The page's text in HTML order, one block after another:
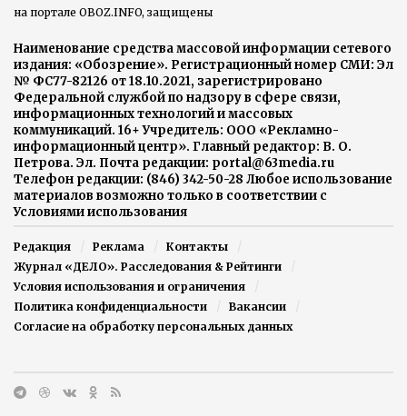
на портале OBOZ.INFO, защищены
Наименование средства массовой информации сетевого
издания: «Обозрение». Регистрационный номер СМИ: Эл
№ ФС77-82126 от 18.10.2021, зарегистрировано
Федеральной службой по надзору в сфере связи,
информационных технологий и массовых
коммуникаций. 16+ Учредитель: ООО «Рекламно-
информационный центр». Главный редактор: В. О.
Петрова. Эл. Почта редакции: portal@63media.ru
Телефон редакции: (846) 342-50-28 Любое использование
материалов возможно только в соответствии с
Условиями использования
Редакция Реклама
Контакты
Журнал «ДЕЛО». Расследования & Рейтинги
Условия использования и ограничения
Политика конфиденциальности
Вакансии
Согласие на обработку персональных данных